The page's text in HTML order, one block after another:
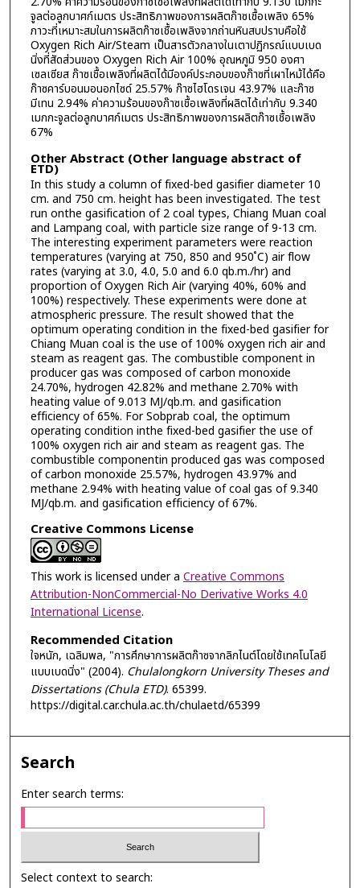
จูลต่อลูกบาศก์เมตร ประสิทธิภาพของการผลิตก๊าซเชื้อเพลิง 65%
ภาวะที่เหมาะสมในการผลิตก๊าซเชื้อเพลิงจากถ่านหินสบปราบคือใช้
Oxygen Rich Air/Steam เป็นสารตัวกลางในเตาปฏิกรณ์แบบเบด
นิ่งที่สัดส่วนของ Oxygen Rich Air 100% อุณหภูมิ 950 องศา
เซลเซียส ก๊าซเชื้อเพลิงที่ผลิตได้มีองค์ประกอบของก๊าซที่เผาไหม้ได้คือ
ก๊าซคาร์บอนมอนอกไซด์ 25.57% ก๊าซไฮโดรเจน 43.97% และก๊าซ
มีเทน 2.94% ค่าความร้อนของก๊าซเชื้อเพลิงที่ผลิตได้เท่ากับ 9.340
เมกกะจูลต่อลูกบาศก์เมตร ประสิทธิภาพของการผลิตก๊าซเชื้อเพลิง
67%
Other Abstract (Other language abstract of
ETD)
In this study a column of fixed-bed gasifier diameter 10
cm. and 750 cm. height has been investigated. The test
run onthe gasification of 2 coal types, Chiang Muan coal
and Lampang coal, with particle size range of 9-13 cm.
The interesting experiment parameters were reaction
temperatures (varying at 750, 850 and 950 ํC) air flow
rates (varying at 3.0, 4.0, 5.0 and 6.0 qb.m./hr) and
proportion of Oxygen Rich Air (varying 40%, 60% and
100%) respectively. These experiments were done at
atmospheric pressure. The result showed that the
optimum operating condition in the fixed-bed gasifier for
Chiang Muan coal is the use of 100% oxygen rich air and
steam as reagent gas. The combustible component in
producer gas was composed of carbon monoxide
24.70%, hydrogen 42.82% and methane 2.70% with
heating value of 9.013 MJ/qb.m. and gasification
efficiency of 65%. For Sobprab coal, the optimum
operating condition inthe fixed-bed gasifier the use of
100% oxygen rich air and steam as reagent gas. The
combustible componentin produced gas was composed
of carbon monoxide 25.57%, hydrogen 43.97% and
methane 2.94% with heating value of coal gas of 9.340
MJ/qb.m. and gasification efficiency of 67%.
Creative Commons License
This work is licensed under a Creative Commons
Attribution-NonCommercial-No Derivative Works 4.0
International License.
Recommended Citation
ใจหนัก, เฉลิมพล, "การศึกษาการผลิตก๊าซจากลิกไนต์โดยใช้เทคโนโลยี
แบบเบดนิ่ง" (2004). Chulalongkorn University Theses and
Dissertations (Chula ETD). 65399.
https://digital.car.chula.ac.th/chulaetd/65399
Search
Enter search terms:
Select context to search: